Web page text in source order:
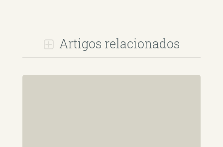
Artigos relacionados